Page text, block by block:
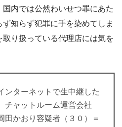
内では公然わいせつ罪にあた
知らず犯罪に手を染めてしま
り扱っている代理店には気を
ンターネットで生中継した
チャットルーム運営会社
田かおり容疑者（３０）＝